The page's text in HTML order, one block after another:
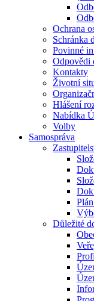
Ochrana
Schránka
Povinné
Odpovědi
Kontakty
Životní
Hlášení
Nabídka
Volby
Samospráva
Důležité